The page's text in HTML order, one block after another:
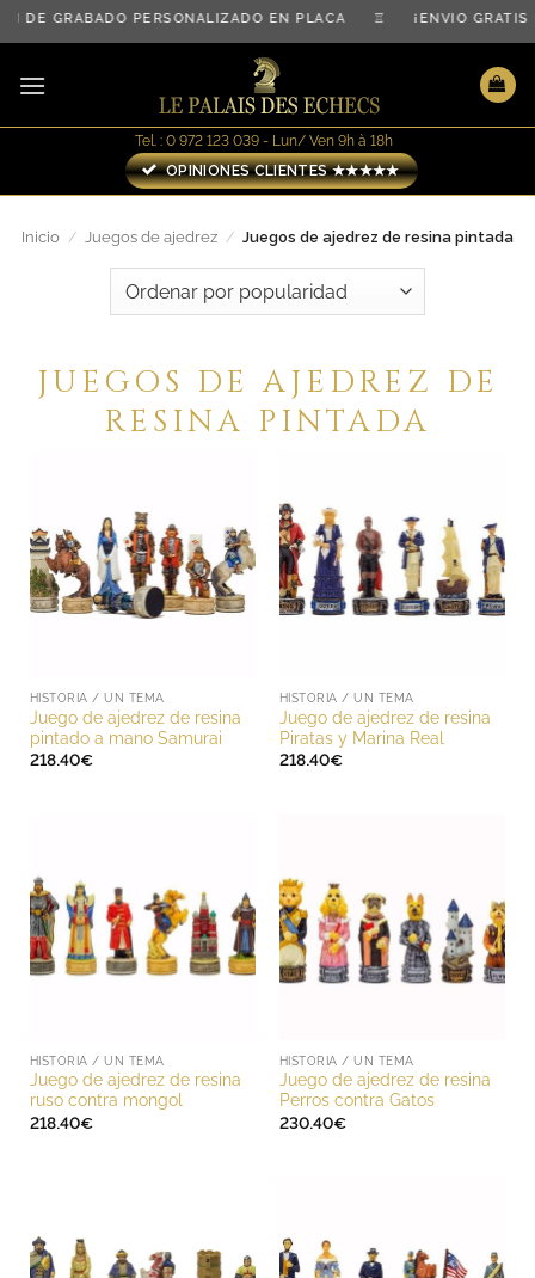
Saltar
al
contenido
GRABADO PERSONALIZADO EN PLACA ♖ ¡ENVÍO
Tel. : 0 972 123 039 - Lun/ Ven 9h à 18h
OPINIONES CLIENTES ★★★★★
Inicio / Juegos de ajedrez / Juegos de ajedrez de resina pintada
JUEGOS DE AJEDREZ DE
RESINA PINTADA
HISTORIA / UN TEMA
Juego de ajedrez de resina
pintado a mano Samurai
218.40€
HISTORIA / UN TEMA
Juego de ajedrez de resina
Piratas y Marina Real
218.40€
HISTORIA / UN TEMA
Juego de ajedrez de resina
ruso contra mongol
218.40€
HISTORIA / UN TEMA
Juego de ajedrez de resina
Perros contra Gatos
230.40€